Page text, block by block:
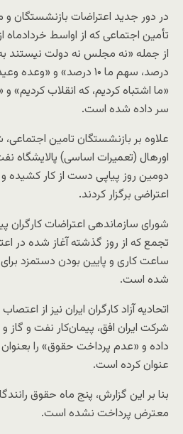
در دور جدید اعتراضات بازنشستگان
تأمین اجتماعی که از اواسط
درصد، سهم ما ۱۰ درصد» و
«ما اشتباه کردیم، که انقلاب
سر داده شده است.
علاوه بر بازنشستگان تامین
اورهال (تعمیرات اساسی) پالایشگاه
دومین روز پیاپی دست از کار کشیده
اعتراضی برگزار کردند.
شورای سازماندهی اعتراضات کارگران
تجمع که از روز گذشته آغاز شده در
ساعت کاری و پایین بودن دستمزد برای
شده است.
اتحادیه آزاد کارگران ایران نیز از
شرکت ایران افق، پیمان‌کار نفت و گاز
داده و «عدم پرداخت حقوق» را
عنوان کرده است.
بنا بر این گزارش، پنج ماه حقوق
معترض پرداخت نشده است.